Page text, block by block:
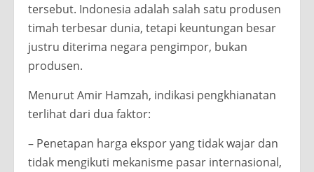
tersebut. Indonesia adalah salah satu produsen
timah terbesar dunia, tetapi keuntungan besar
justru diterima negara pengimpor, bukan
produsen.
Menurut Amir Hamzah, indikasi pengkhianatan
terlihat dari dua faktor:
– Penetapan harga ekspor yang tidak wajar dan
tidak mengikuti mekanisme pasar internasional,